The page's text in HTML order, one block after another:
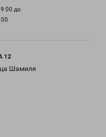
до
12
Шамиля